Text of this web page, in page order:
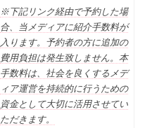
※下記リンク経由で予約した場
合、当メディアに紹介手数料が
入ります。予約者の方に追加の
費用負担は発生致しません。本
手数料は、社会を良くするメデ
ィア運営を持続的に行うための
資金として大切に活用させてい
ただきます。